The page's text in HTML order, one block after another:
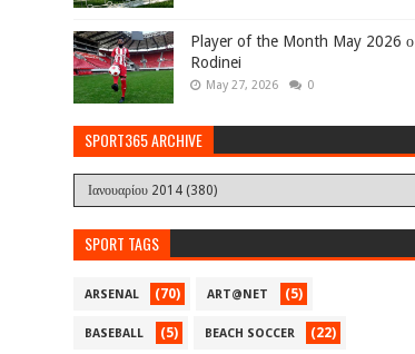
Player of the Month May 2026 ο
Rodinei
May 27, 2026 0
SPORT365 ARCHIVE
SPORT TAGS
ARSENAL (70) ART@NET (5)
BASEBALL (5) BEACH SOCCER (22)